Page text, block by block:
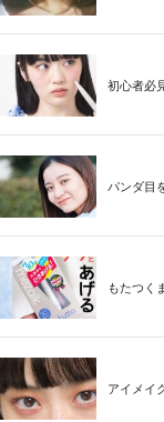
初心者必
パンダ目
もたつく
アイメイ